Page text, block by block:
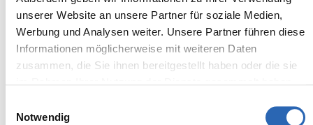
unserer Website an unsere Partner für soziale Medien,
Werbung und Analysen weiter. Unsere Partner führen diese
Informationen möglicherweise mit weiteren Daten
zusammen, die Sie ihnen bereitgestellt haben oder die sie
Notwendig
7.5 l/100km (WLTP)
CO2-Emissionen kombiniert:
196 g/km (WLTP)